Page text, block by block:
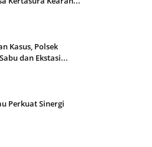
Kasus, Polsek
dan Ekstasi...
Perkuat Sinergi